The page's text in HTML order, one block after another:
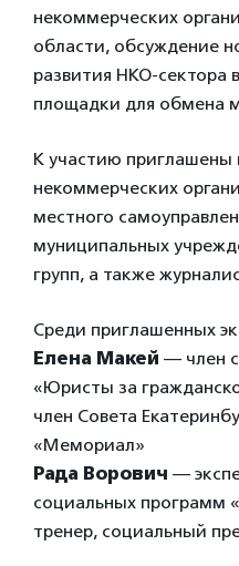
некоммерческих
области, обсуждение
развития НКО-сектора
площадки для обмена
К участию приглашены
некоммерческих
местного
муниципальных
групп, а также
Среди приглашенных
Елена Макей — член
«Юристы за
член Совета
«Мемориал»
Рада Ворович —
социальных программ
тренер, социальный